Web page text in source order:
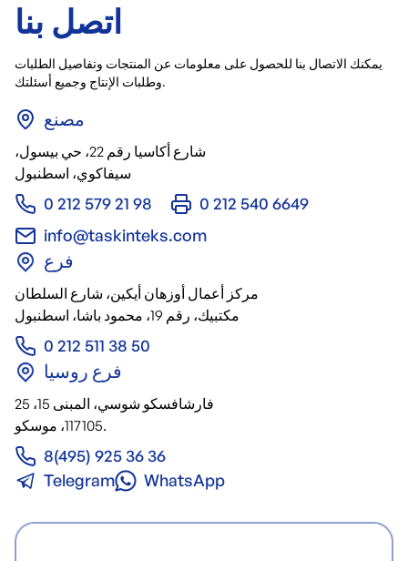
اتصل بنا
يمكنك الاتصال بنا للحصول على معلومات عن المنتجات وتفاصيل الطلبات
وطلبات الإنتاج وجميع أسئلتك.
مصنع
شارع أكاسيا رقم 22، حي بيسول،
سيفاكوي، اسطنبول
0 212 579 21 98
0 212 540 6649
info@taskinteks.com
فرع
مركز أعمال أوزهان أيكين، شارع السلطان
مكتبيك، رقم 19، محمود باشا، اسطنبول
0 212 511 38 50
فرع روسيا
25 فارشافسكو شوسي، المبنى 15،
117105، موسكو.
8(495) 925 36 36
Telegram
WhatsApp